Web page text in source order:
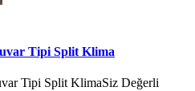
Tipi Split Klima
Tipi Split KlimaSiz Değerli